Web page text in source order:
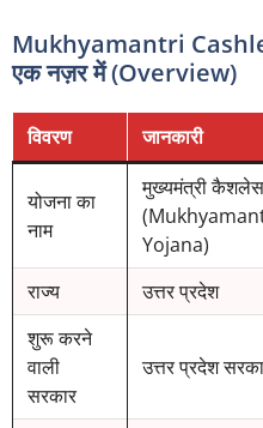
Mukhyamantri
एक नज़र में (Overview)
विवरण जानकारी
योजना का
नाम
मुख्यमंत्री कैशलेस
Yojana)
राज्य
उत्तर प्रदेश
शुरू करने
वाली
सरकार
उत्तर प्रदेश